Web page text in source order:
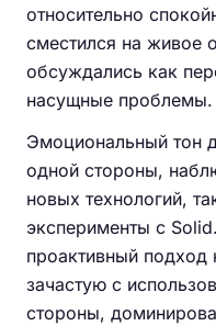
относительно
сместился на живое
обсуждались как
насущные проблемы.
Эмоциональный тон
одной стороны,
новых технологий,
эксперименты с
проактивный
зачастую с
стороны,